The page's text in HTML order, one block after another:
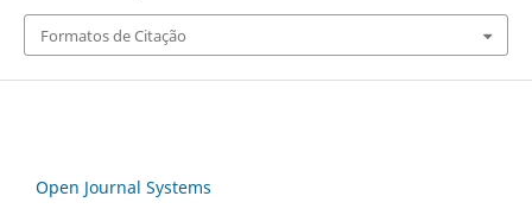
Formatos de Citação
Open Journal Systems